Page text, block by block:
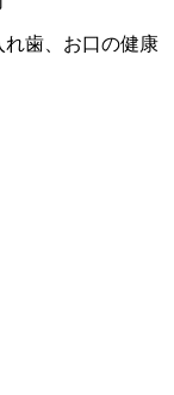
歯、お口の健康